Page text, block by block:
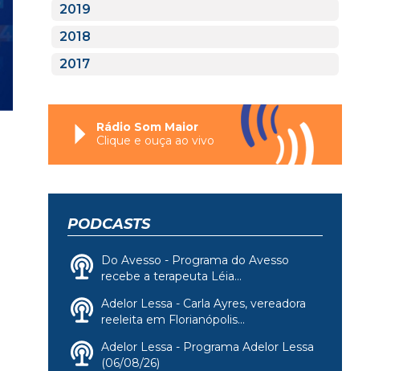
2019
2018
2017
Rádio Som Maior
Clique e ouça ao vivo
PODCASTS
Do Avesso - Programa do Avesso
recebe a terapeuta Léia...
Adelor Lessa - Carla Ayres, vereadora
reeleita em Florianópolis...
Adelor Lessa - Programa Adelor Lessa
(06/08/26)